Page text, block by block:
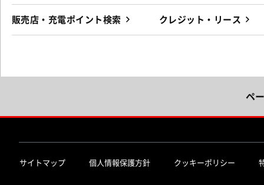
販売店・充電ポイント検索 クレジット・リース
ペ
サイトマップ 個人情報保護方針 クッキーポリシー